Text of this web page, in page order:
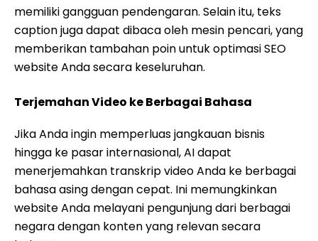
memiliki gangguan pendengaran. Selain itu, teks
caption juga dapat dibaca oleh mesin pencari, yang
memberikan tambahan poin untuk optimasi SEO
website Anda secara keseluruhan.
Terjemahan Video ke Berbagai Bahasa
Jika Anda ingin memperluas jangkauan bisnis
hingga ke pasar internasional, AI dapat
menerjemahkan transkrip video Anda ke berbagai
bahasa asing dengan cepat. Ini memungkinkan
website Anda melayani pengunjung dari berbagai
negara dengan konten yang relevan secara